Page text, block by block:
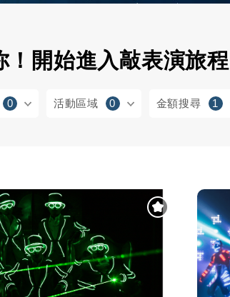
！開始進入敲表演旅
0 活動區域 0 金額搜尋 1